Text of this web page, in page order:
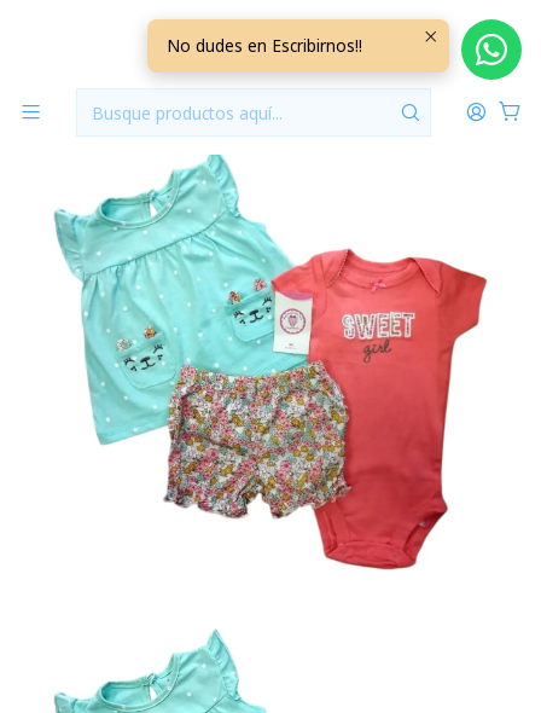
Vestuario 6/9 Meses 6/9 Meses Niña
Set 3 Piezas Algodon 6/9 Meses 69V3PM02
No dudes en Escribirnos!!